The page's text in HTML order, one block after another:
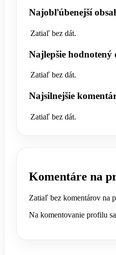
Najobľúbenejší
Zatiaľ bez dát.
Najlepšie hodnotený
Zatiaľ bez dát.
Najsilnejšie
Zatiaľ bez dát.
Komentáre na
Zatiaľ bez komentárov na
Na komentovanie profilu